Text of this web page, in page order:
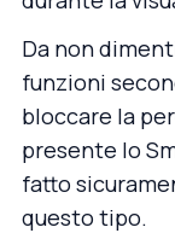
Da non
funzioni
bloccare la
presente lo
fatto
questo tipo.